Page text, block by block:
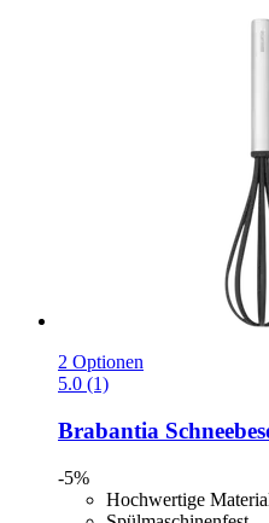
2 Optionen
5.0 (1)
Brabantia
-5%
Hochwertige